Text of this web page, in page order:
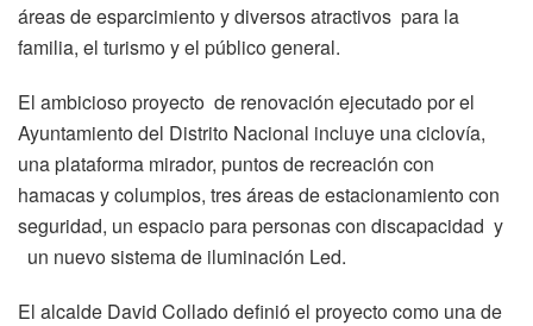
áreas de esparcimiento y diversos atractivos para la
familia, el turismo y el público general.
El ambicioso proyecto de renovación ejecutado por el
Ayuntamiento del Distrito Nacional incluye una ciclovía,
una plataforma mirador, puntos de recreación con
hamacas y columpios, tres áreas de estacionamiento con
seguridad, un espacio para personas con discapacidad y
un nuevo sistema de iluminación Led.
El alcalde David Collado definió el proyecto como una de